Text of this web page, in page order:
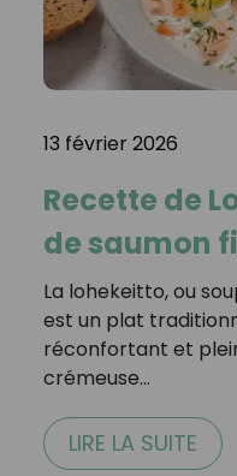
13 février 2026
Recette de
de saumon
La lohekeitto, ou
est un plat
réconfortant et
crémeuse…
LIRE LA SUITE